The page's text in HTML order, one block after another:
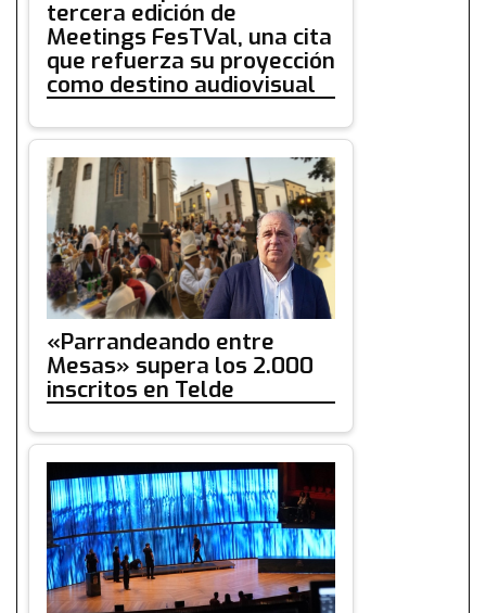
tercera edición de
Meetings FesTVal, una cita
que refuerza su proyección
como destino audiovisual
«Parrandeando entre
Mesas» supera los 2.000
inscritos en Telde